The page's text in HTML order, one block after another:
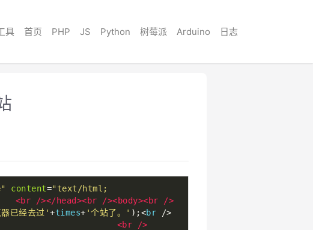
具 首页 PHP JS Python 树莓派 Arduino 日志
content="text/html;
<br /></head><br /><body><br
/>
已经去过'+times+ '个站了。' );<br
/>
<br
/>